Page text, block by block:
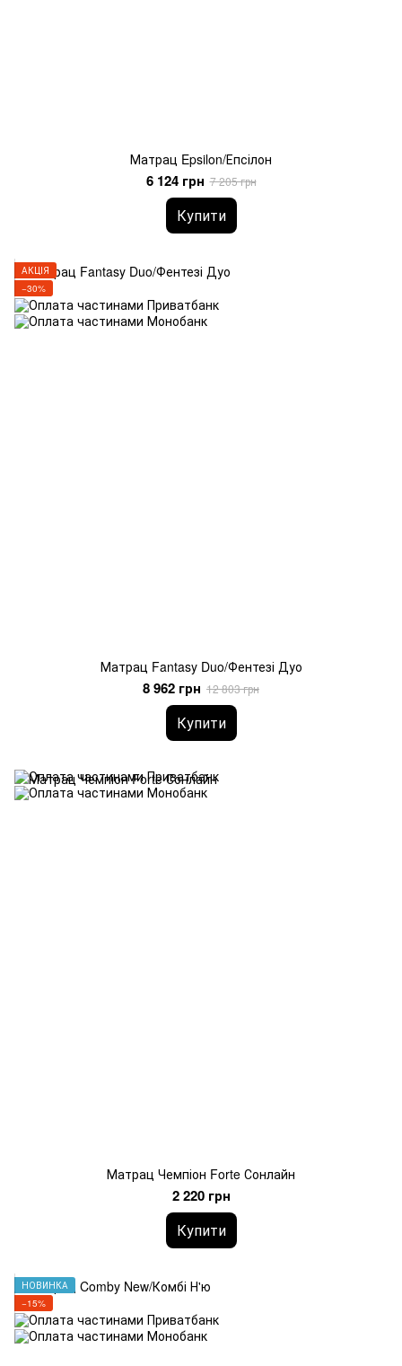
Матрац Epsilon/Епсілон
6 124 грн 7 205 грн
Купити
АКЦІЯ
−30%
Матрац Fantasy Duo/Фентезі Дуо
8 962 грн 12 803 грн
Купити
Матрац Чемпіон Forte Сонлайн
2 220 грн
Купити
НОВИНКА
−15%